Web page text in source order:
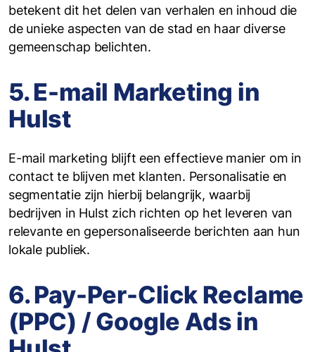
betekent dit het delen van verhalen en inhoud die
de unieke aspecten van de stad en haar diverse
gemeenschap belichten.
5. E-mail Marketing in
Hulst
E-mail marketing blijft een effectieve manier om in
contact te blijven met klanten. Personalisatie en
segmentatie zijn hierbij belangrijk, waarbij
bedrijven in Hulst zich richten op het leveren van
relevante en gepersonaliseerde berichten aan hun
lokale publiek.
6. Pay-Per-Click Reclame
(PPC) / Google Ads in